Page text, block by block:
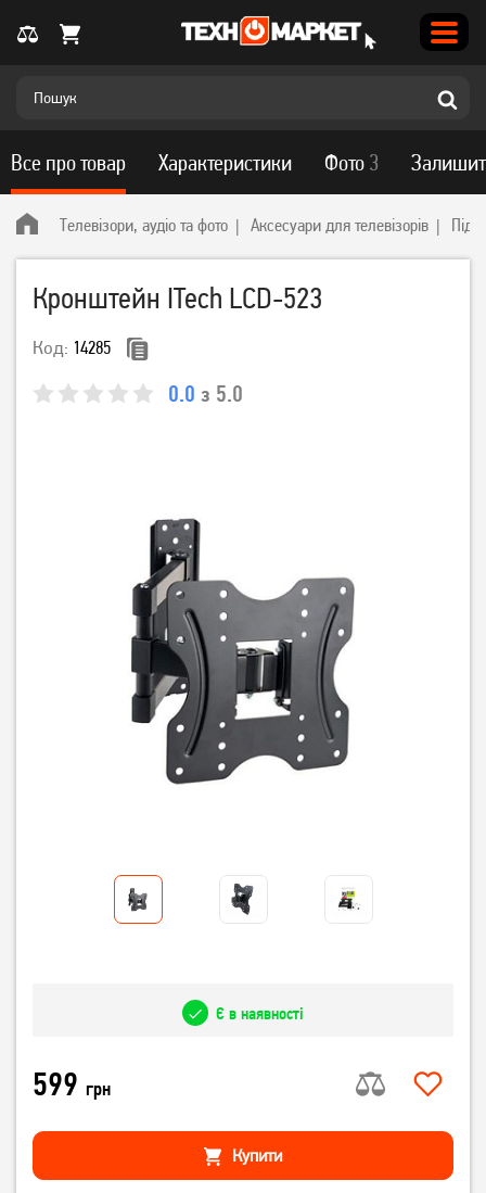
Телевізори, аудіо та фото Аксесуари для телевізорів
Кронштейн ITech LCD-523
Код: 14285
0.0 з 5.0
Все про товар Характеристики Фото 3
Є в наявності
599 грн
Купити